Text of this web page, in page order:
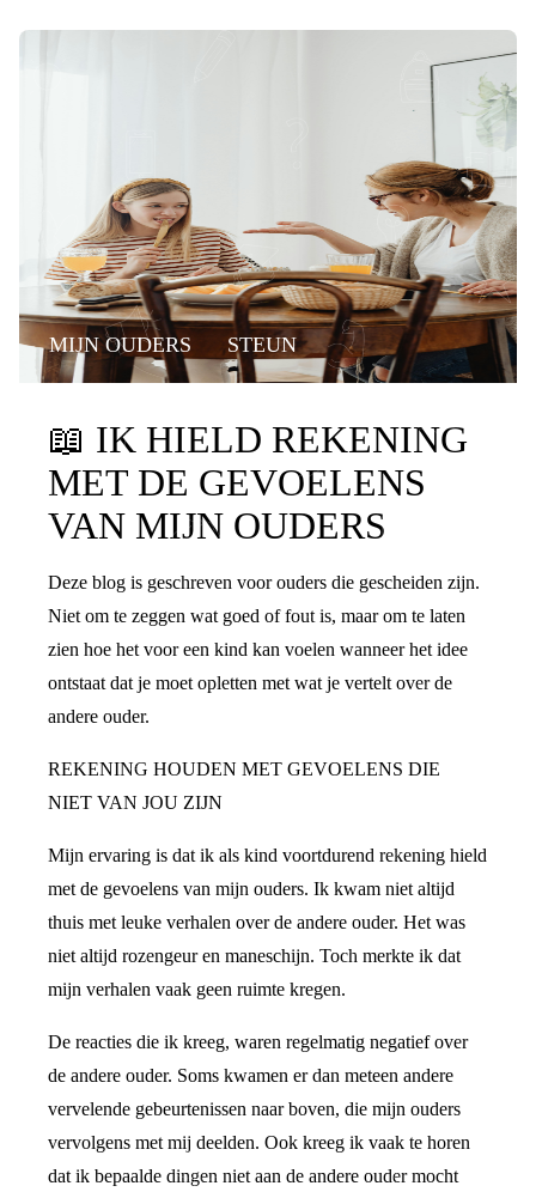
MIJN OUDERS STEUN
📖 IK HIELD REKENING
MET DE GEVOELENS
VAN MIJN OUDERS
Deze blog is geschreven voor ouders die gescheiden zijn.
Niet om te zeggen wat goed of fout is, maar om te laten
zien hoe het voor een kind kan voelen wanneer het idee
ontstaat dat je moet opletten met wat je vertelt over de
andere ouder.
REKENING HOUDEN MET GEVOELENS DIE
NIET VAN JOU ZIJN
Mijn ervaring is dat ik als kind voortdurend rekening hield
met de gevoelens van mijn ouders. Ik kwam niet altijd
thuis met leuke verhalen over de andere ouder. Het was
niet altijd rozengeur en maneschijn. Toch merkte ik dat
mijn verhalen vaak geen ruimte kregen.
De reacties die ik kreeg, waren regelmatig negatief over
de andere ouder. Soms kwamen er dan meteen andere
vervelende gebeurtenissen naar boven, die mijn ouders
vervolgens met mij deelden. Ook kreeg ik vaak te horen
dat ik bepaalde dingen niet aan de andere ouder mocht